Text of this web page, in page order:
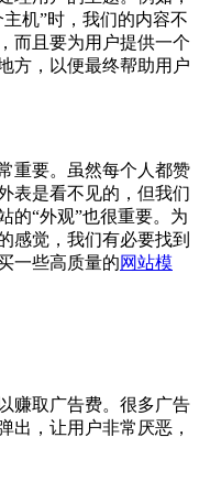
机”时，我们的内容不
而且要为用户提供一个
方，以便最终帮助用户
重要。虽然每个人都赞
表是看不见的，但我们
的“外观”也很重要。为
感觉，我们有必要找到
一些高质量的网站模
赚取广告费。很多广告
出，让用户非常厌恶，